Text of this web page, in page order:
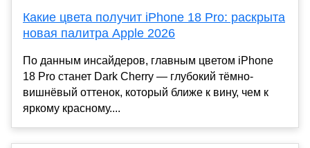
Какие цвета получит iPhone 18 Pro: раскрыта
новая палитра Apple 2026
По данным инсайдеров, главным цветом iPhone
18 Pro станет Dark Cherry — глубокий тёмно-
вишнёвый оттенок, который ближе к вину, чем к
яркому красному....